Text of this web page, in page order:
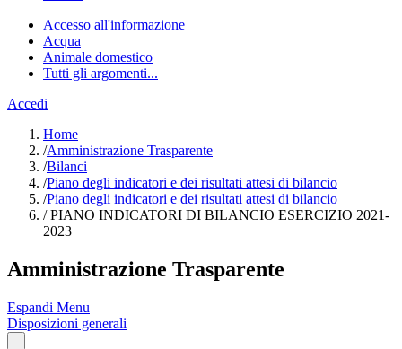
Accesso all'informazione
Acqua
Animale domestico
Tutti gli argomenti...
Accedi
Home
/Amministrazione Trasparente
/Bilanci
/Piano degli indicatori e dei risultati attesi di bilancio
/Piano degli indicatori e dei risultati attesi di bilancio
/PIANO INDICATORI DI BILANCIO ESERCIZIO 2021-
2023
Amministrazione Trasparente
Espandi Menu
Disposizioni generali